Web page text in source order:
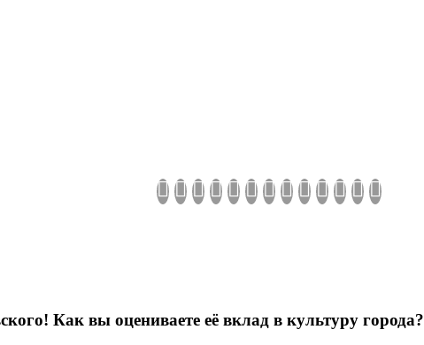
Как вы оцениваете её вклад в культуру города?